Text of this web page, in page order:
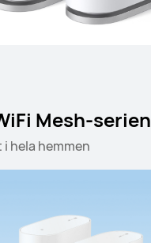
Mesh-serien
hela hemmen